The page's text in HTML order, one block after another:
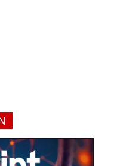
informiert.